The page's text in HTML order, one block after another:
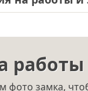
фото замка,